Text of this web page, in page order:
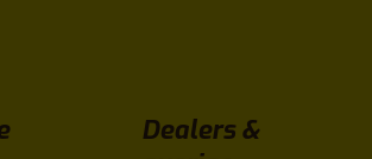
Dealers &